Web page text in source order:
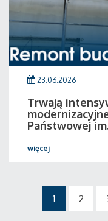
23.06.2026
Trwają
Państwowej
więcej
1 2